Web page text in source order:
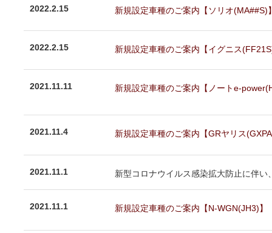
2022.2.15 新規設定車種のご案内【ソリオ
2022.2.15 新規設定車種のご案内【イグニス
2021.11.11 新規設定車種のご案内【ノートe-
2021.11.4 新規設定車種のご案内【GRヤリス
2021.11.1 新型コロナウイルス感染拡大防止に伴
2021.11.1 新規設定車種のご案内【N-WGN(JH3)